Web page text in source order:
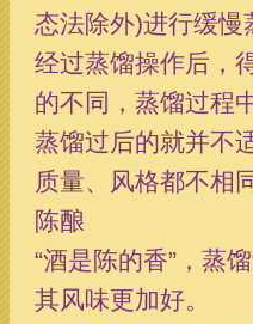
态法除外)进行缓
经过蒸馏操作后，
的不同，蒸馏过程
蒸馏过后的就并不
质量、风格都不相
陈酿
“酒是陈的香”，蒸
其风味更加好。